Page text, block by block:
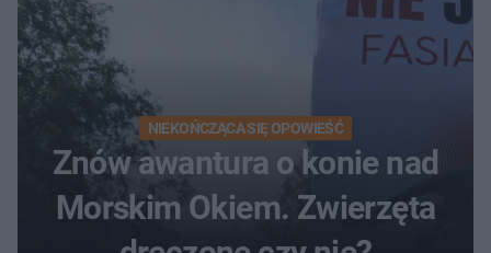
NIEKOŃCZĄCA SIĘ OPOWIEŚĆ
Znów awantura o konie nad
Morskim Okiem. Zwierzęta